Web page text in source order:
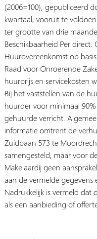
(2006=100), gepubliceerd
kwartaal, vooruit te
ter grootte van drie
Beschikbaarheid Per direct.
Huurovereenkomst op
Raad voor Onroerende
huurprijs en servicekosten
Bij het vaststellen van de
huurder voor minimaal
gehuurde verricht.
informatie omtrent de
Zuidbaan 573 te
samengesteld, maar voor
Makelaardij geen
aan de vermelde
Nadrukkelijk is vermeld dat
als een aanbieding of